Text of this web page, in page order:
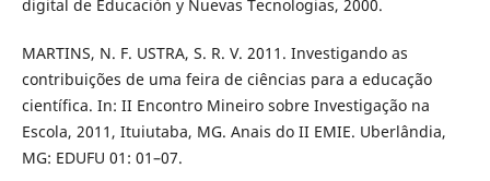
digital de Educación y Nuevas Tecnologias, 2000.
MARTINS, N. F. USTRA, S. R. V. 2011. Investigando as
contribuições de uma feira de ciências para a educação
científica. In: II Encontro Mineiro sobre Investigação na
Escola, 2011, Ituiutaba, MG. Anais do II EMIE. Uberlândia,
MG: EDUFU 01: 01–07.